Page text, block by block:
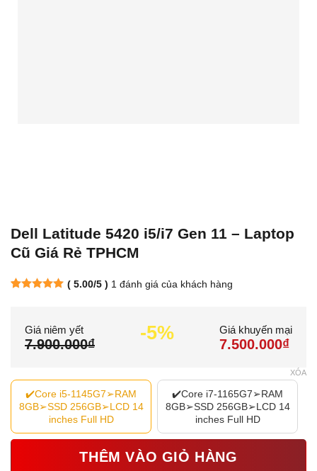
Laptop Sinh Viên -
Có22Sản phẩm
Có3Sản phẩm
Lenovo ThinkPad X
Series
2 Sản phẩm
Dell Latitude 5420 i5/i7 Gen 11 – Laptop
Cũ Giá Rẻ TPHCM
( 5.00/5 ) 1 đánh giá của khách hàng
Giá niêm yết
7.900.000₫
-5% Giá khuyến mại
7.500.000₫
✔️Core i5-1145G7➢RAM
8GB➢SSD 256GB➢LCD 14
inches Full HD
✔️Core i7-1165G7➢RAM
8GB➢SSD 256GB➢LCD 14
inches Full HD
XÓA
THÊM VÀO GIỎ HÀNG